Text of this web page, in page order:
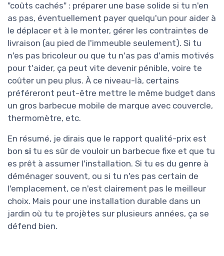
"coûts cachés" : préparer une base solide si tu n'en
as pas, éventuellement payer quelqu'un pour aider à
le déplacer et à le monter, gérer les contraintes de
livraison (au pied de l'immeuble seulement). Si tu
n'es pas bricoleur ou que tu n'as pas d'amis motivés
pour t'aider, ça peut vite devenir pénible, voire te
coûter un peu plus. À ce niveau-là, certains
préféreront peut-être mettre le même budget dans
un gros barbecue mobile de marque avec couvercle,
thermomètre, etc.
En résumé, je dirais que le rapport qualité-prix est
bon si tu es sûr de vouloir un barbecue fixe et que tu
es prêt à assumer l'installation. Si tu es du genre à
déménager souvent, ou si tu n'es pas certain de
l'emplacement, ce n'est clairement pas le meilleur
choix. Mais pour une installation durable dans un
jardin où tu te projètes sur plusieurs années, ça se
défend bien.